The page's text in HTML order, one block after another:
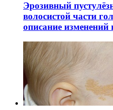
Эрозивный
волосистой части
описание изменений